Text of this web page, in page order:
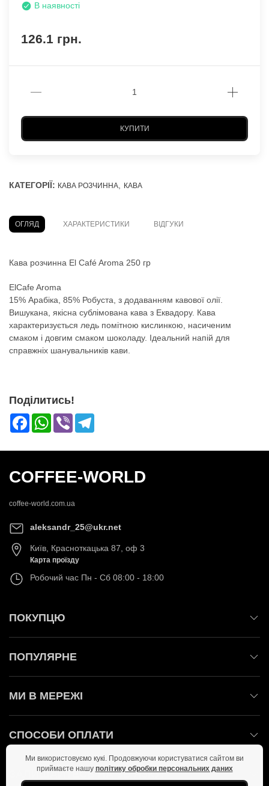
В наявності
126.1 грн.
КУПИТИ
КАТЕГОРІЇ: КАВА РОЗЧИННА, КАВА
ОГЛЯД ХАРАКТЕРИСТИКИ ВІДГУКИ
Кава розчинна Еl Café Aroma 250 гр
ElCafe Aroma
15% Арабіка, 85% Робуста, з додаванням кавової олії.
Вишукана, якісна сублімована кава з Еквадору. Кава
характеризується ледь помітною кислинкою, насиченим
смаком і довгим смаком шоколаду. Ідеальний напій для
справжніх шанувальників кави.
Поділитись!
FacebookWhatsApp
Viber
COFFEE-WORLD
coffee-world.com.ua
aleksandr_25@ukr.net
Київ, Красноткацька 87, оф 3
Карта проїзду
Робочий час Пн - Сб 08:00 - 18:00
ПОКУПЦЮ
ПОПУЛЯРНЕ
МИ В МЕРЕЖІ
СПОСОБИ ОПЛАТИ
ЗАЛИШАЙТЕСЬ НА ЗВ'ЯЗКУ!
Ми використовуємо кукі. Продовжуючи користуватися сайтом ви
приймаєте нашу політику обробки персональних даних